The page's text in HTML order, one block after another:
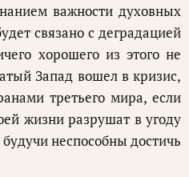
важности духовных
связано с деградацией
хорошего из этого не
Запад вошел в кризис,
третьего мира, если
жизни разрушат в угоду
неспособны достичь